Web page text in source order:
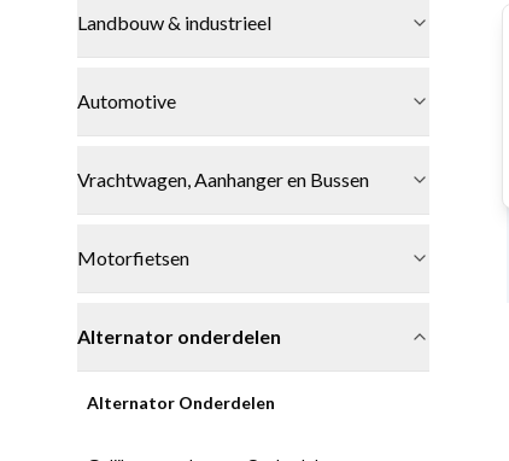
Landbouw & industrieel
Automotive
Vrachtwagen, Aanhanger en Bussen
Motorfietsen
Alternator onderdelen
Alternator Onderdelen